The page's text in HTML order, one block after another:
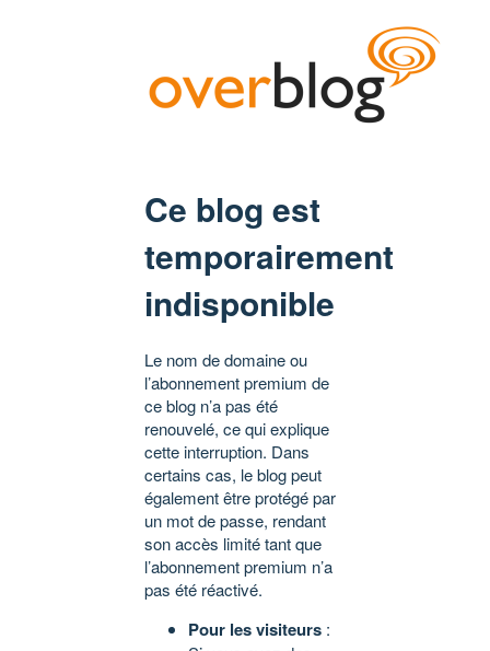
Ce blog est
temporairement
indisponible
Le nom de domaine ou
l’abonnement premium de
ce blog n’a pas été
renouvelé, ce qui explique
cette interruption. Dans
certains cas, le blog peut
également être protégé par
un mot de passe, rendant
son accès limité tant que
l’abonnement premium n’a
pas été réactivé.
Pour les visiteurs :